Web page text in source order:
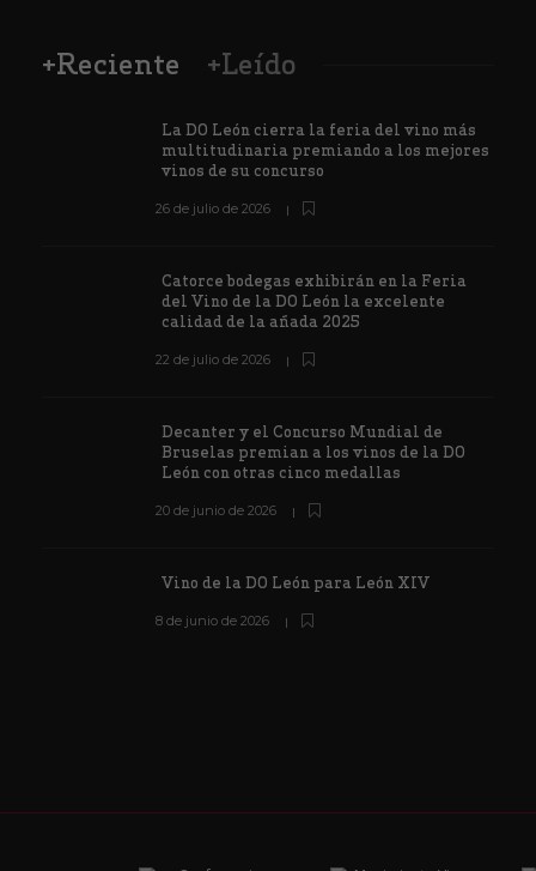
+Reciente +Leído
La DO León cierra la feria del vino más
multitudinaria premiando a los mejores
vinos de su concurso
26 de julio de 2026
Catorce bodegas exhibirán en la Feria
del Vino de la DO León la excelente
calidad de la añada 2025
22 de julio de 2026
Decanter y el Concurso Mundial de
Bruselas premian a los vinos de la DO
León con otras cinco medallas
20 de junio de 2026
Vino de la DO León para León XIV
8 de junio de 2026